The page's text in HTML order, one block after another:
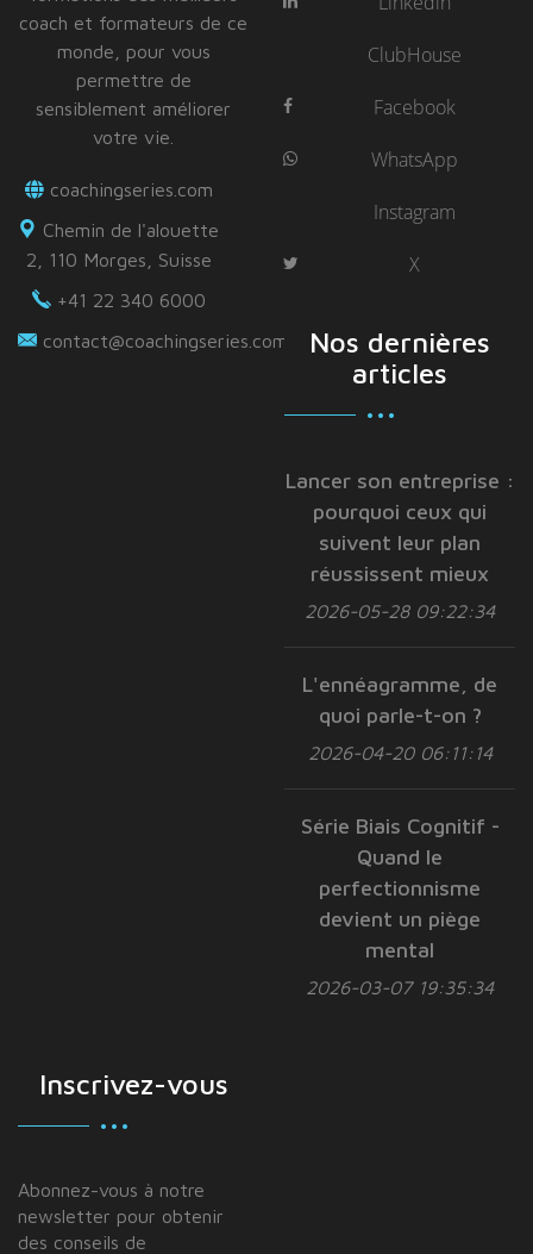
coach et formateurs de ce
monde, pour vous
permettre de
sensiblement améliorer
votre vie.
coachingseries.com
Chemin de l'alouette
2, 110 Morges, Suisse
+41 22 340 6000
contact@coachingseries.com
ClubHouse
Facebook
WhatsApp
Instagram
X
Nos dernières
articles
Lancer son entreprise :
pourquoi ceux qui
suivent leur plan
réussissent mieux
2026-05-28 09:22:34
L'ennéagramme, de
quoi parle-t-on ?
2026-04-20 06:11:14
Série Biais Cognitif -
Quand le
perfectionnisme
devient un piège
mental
2026-03-07 19:35:34
Inscrivez-vous
Abonnez-vous à notre
newsletter pour obtenir
des conseils de